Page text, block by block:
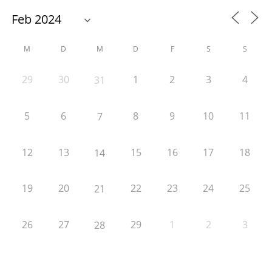
M D M D F S S
29 30 31 1 2 3 4
5 6 7 8 9 10 11
12 13 14 15 16 17 18
19 20 21 22 23 24 25
26 27 28 29 1 2 3